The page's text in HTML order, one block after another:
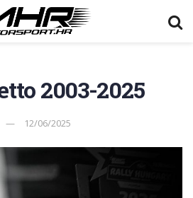
2003-2025
12/06/2025